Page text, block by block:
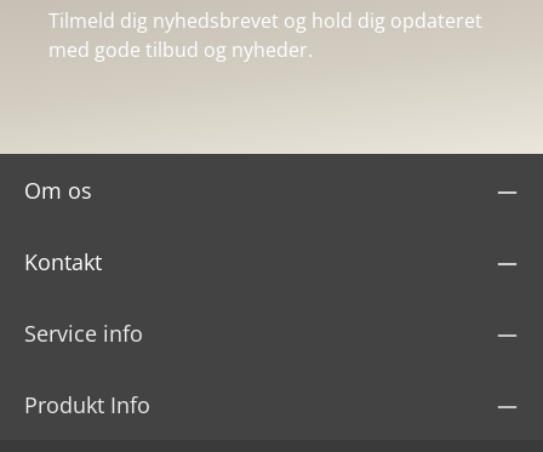
Tilmeld dig nyhedsbrevet og hold dig opdateret
med gode tilbud og nyheder.
Om os
Kontakt
Service info
Produkt Info